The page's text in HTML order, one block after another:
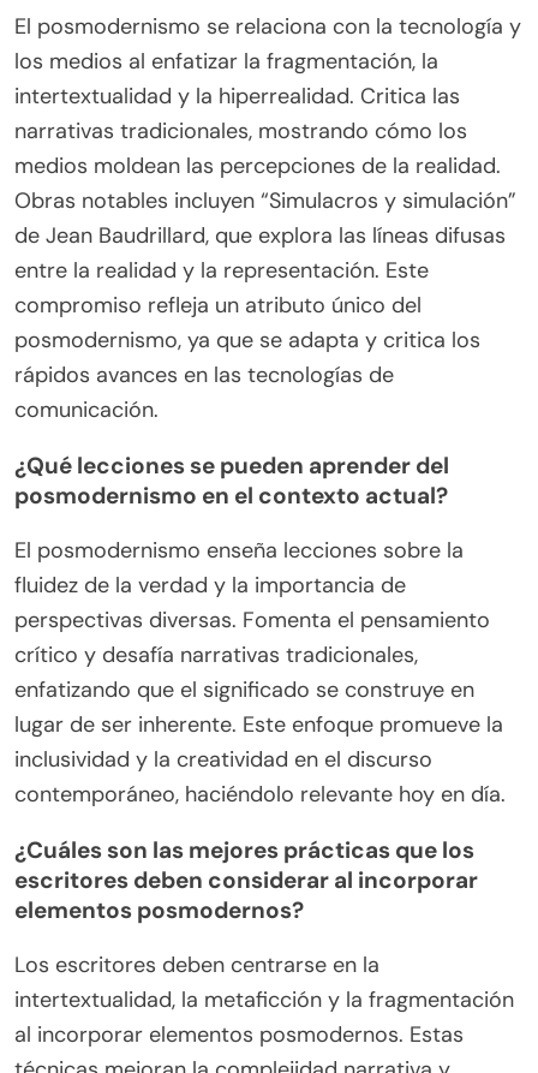
El posmodernismo se relaciona con la tecnología y
los medios al enfatizar la fragmentación, la
intertextualidad y la hiperrealidad. Critica las
narrativas tradicionales, mostrando cómo los
medios moldean las percepciones de la realidad.
Obras notables incluyen “Simulacros y simulación”
de Jean Baudrillard, que explora las líneas difusas
entre la realidad y la representación. Este
compromiso refleja un atributo único del
posmodernismo, ya que se adapta y critica los
rápidos avances en las tecnologías de
comunicación.
¿Qué lecciones se pueden aprender del
posmodernismo en el contexto actual?
El posmodernismo enseña lecciones sobre la
fluidez de la verdad y la importancia de
perspectivas diversas. Fomenta el pensamiento
crítico y desafía narrativas tradicionales,
enfatizando que el significado se construye en
lugar de ser inherente. Este enfoque promueve la
inclusividad y la creatividad en el discurso
contemporáneo, haciéndolo relevante hoy en día.
¿Cuáles son las mejores prácticas que los
escritores deben considerar al incorporar
elementos posmodernos?
Los escritores deben centrarse en la
intertextualidad, la metaficción y la fragmentación
al incorporar elementos posmodernos. Estas